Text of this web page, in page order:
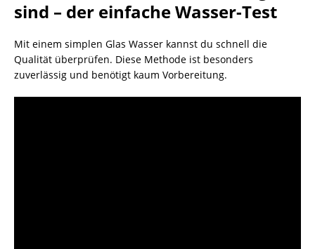
sind – der einfache Wasser-Test
Mit einem simplen Glas Wasser kannst du schnell die
Qualität überprüfen. Diese Methode ist besonders
zuverlässig und benötigt kaum Vorbereitung.